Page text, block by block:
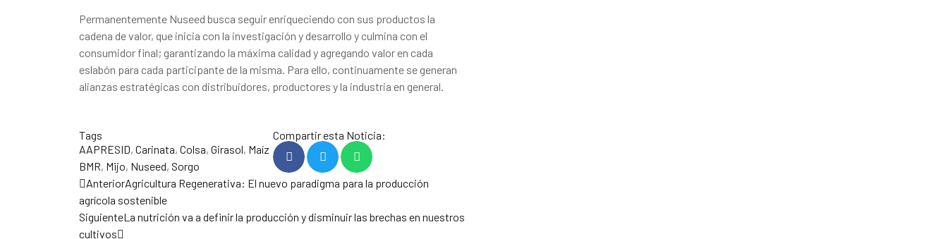
Permanentemente Nuseed busca seguir enriqueciendo con sus productos la
cadena de valor, que inicia con la investigación y desarrollo y culmina con el
consumidor final; garantizando la máxima calidad y agregando valor en cada
eslabón para cada participante de la misma. Para ello, continuamente se generan
alianzas estratégicas con distribuidores, productores y la industria en general.
Tags
AAPRESID, Carinata, Colsa, Girasol, Maíz
BMR, Mijo, Nuseed, Sorgo
Compartir esta Noticia:
AnteriorAgricultura Regenerativa: El nuevo paradigma para la producción
agrícola sostenible
SiguienteLa nutrición va a definir la producción y disminuir las brechas en nuestros
cultivos